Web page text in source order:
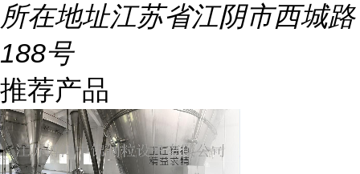
所在地址江苏省江阴市西城路
188号
推荐产品